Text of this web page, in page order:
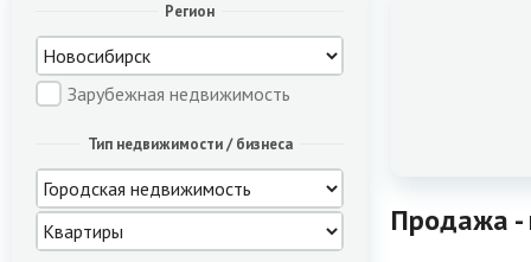
Регион
Зарубежная недвижимость
Тип недвижимости / бизнеса
Продажа -